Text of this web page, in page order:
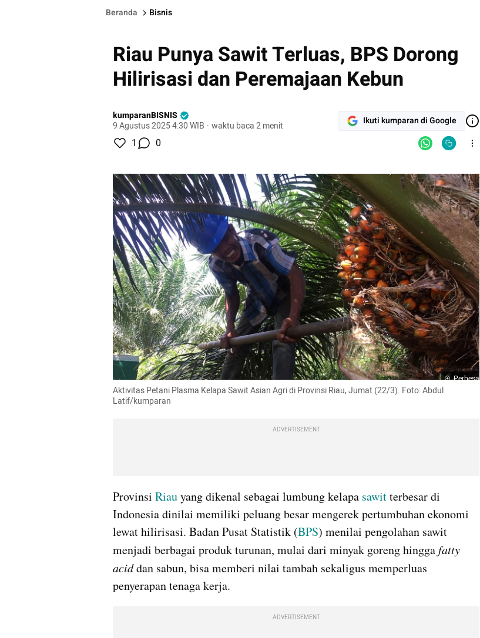
Beranda Bisnis
Riau Punya Sawit Terluas, BPS Dorong
Hilirisasi dan Peremajaan Kebun
kumparanBISNIS
9 Agustus 2025 4:30 WIB · waktu baca 2 menit Ikuti kumparan di Google
1 0
Perbesar
Aktivitas Petani Plasma Kelapa Sawit Asian Agri di Provinsi Riau, Jumat (22/3). Foto: Abdul
Latif/kumparan
ADVERTISEMENT
Provinsi Riau yang dikenal sebagai lumbung kelapa sawit terbesar di
Indonesia dinilai memiliki peluang besar mengerek pertumbuhan ekonomi
lewat hilirisasi. Badan Pusat Statistik (BPS) menilai pengolahan sawit
menjadi berbagai produk turunan, mulai dari minyak goreng hingga fatty
acid dan sabun, bisa memberi nilai tambah sekaligus memperluas
penyerapan tenaga kerja.
ADVERTISEMENT